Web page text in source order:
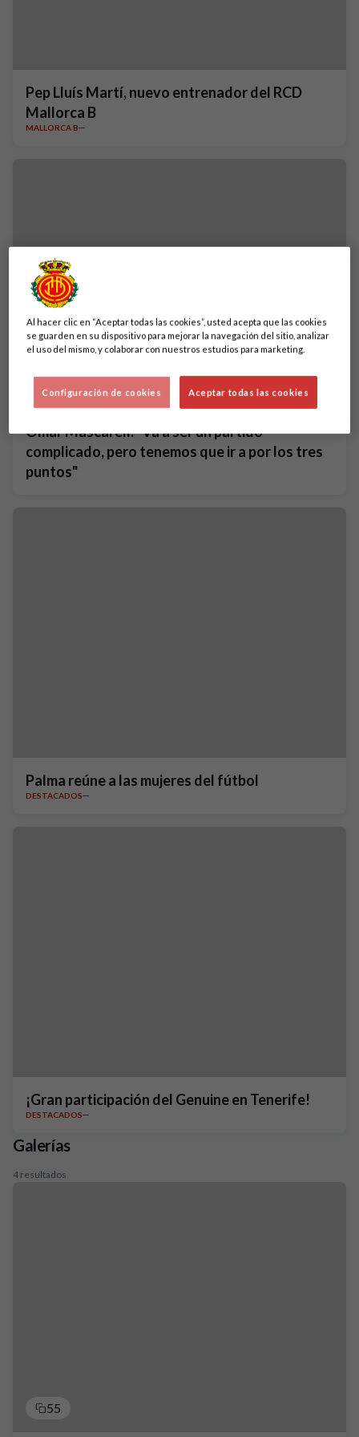
Pep Lluís Martí, nuevo entrenador del RCD
Mallorca B
MALLORCA B
Omar Mascarell: "Va a ser un partido
complicado, pero tenemos que ir a por los tres
puntos"
Palma reúne a las mujeres del fútbol
DESTACADOS
¡Gran participación del Genuine en Tenerife!
DESTACADOS
Galerías
4 resultados
55
Al hacer clic en “Aceptar todas las cookies”, usted acepta que las cookies
se guarden en su dispositivo para mejorar la navegación del sitio, analizar
el uso del mismo, y colaborar con nuestros estudios para marketing.
Aceptar todas las cookies
Configuración de cookies